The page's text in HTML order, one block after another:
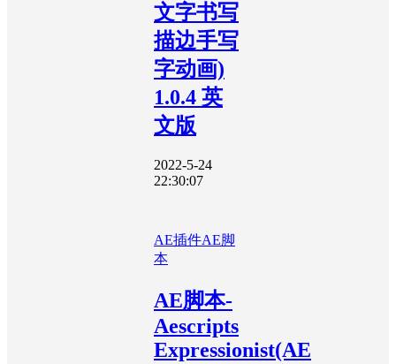
文字书写
描边手写
字动画)
1.0.4 英
文版
2022-5-24
22:30:07
AE插件AE脚
本
AE脚本-
Aescripts
Expressionist(AE